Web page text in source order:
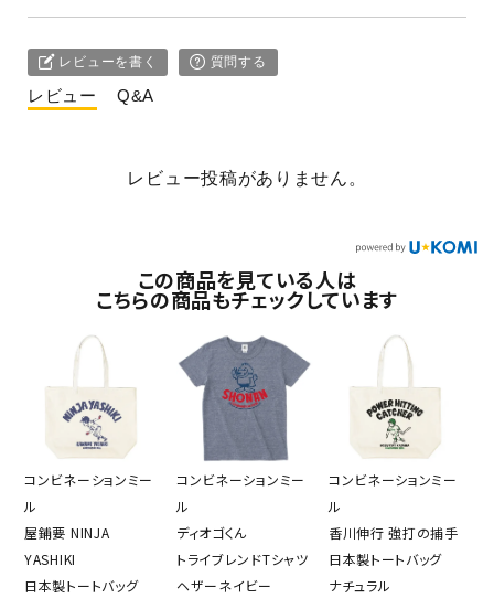
レビューを書く 質問する
レビュー Q&A
レビュー投稿がありません。
この商品を見ている人は
こちらの商品もチェックしています
コンビネーションミー
ル
屋鋪要 NINJA
YASHIKI
日本製トートバッグ
コンビネーションミー
ル
ディオゴくん
トライブレンドTシャツ
ヘザーネイビー
コンビネーションミー
ル
香川伸行 強打の捕手
日本製トートバッグ
ナチュラル